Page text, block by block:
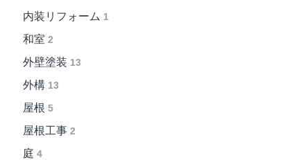
内装リフォーム 1
和室 2
外壁塗装 13
外構 13
屋根 5
屋根工事 2
庭 4